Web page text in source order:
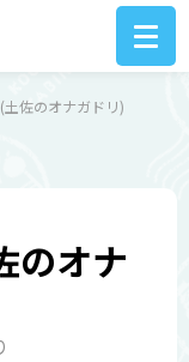
佐のオナガドリ)
のオナ